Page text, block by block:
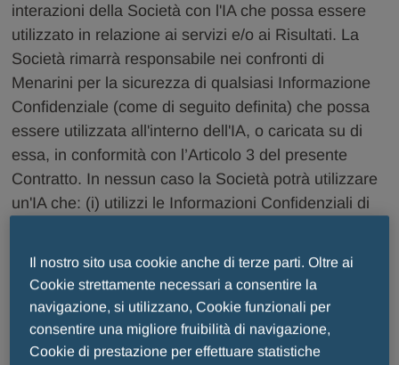
interazioni della Società con l'IA che possa essere
utilizzato in relazione ai servizi e/o ai Risultati. La
Società rimarrà responsabile nei confronti di
Menarini per la sicurezza di qualsiasi Informazione
Confidenziale (come di seguito definita) che possa
essere utilizzata all'interno dell'IA, o caricata su di
essa, in conformità con l’Articolo 3 del presente
Contratto. In nessun caso la Società potrà utilizzare
un'IA che: (i) utilizzi le Informazioni Confidenziali di
Menarini; (ii) possa mettere a rischio i diritti di
proprietà intellettuale di Menarini.
2. Corrispettivo
Il nostro sito usa cookie anche di terze parti. Oltre ai
Cookie strettamente necessari a consentire la
navigazione, si utilizzano, Cookie funzionali per
consentire una migliore fruibilità di navigazione,
Cookie di prestazione per effettuare statistiche